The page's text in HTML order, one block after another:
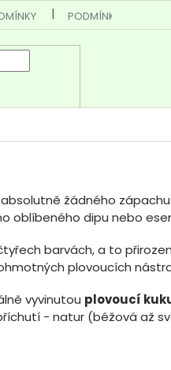
PODMÍNKY
žádného
oblíbeného dipu nebo
barvách, a to
plovoucích
vyvinutou plovoucí
- natur (béžová až